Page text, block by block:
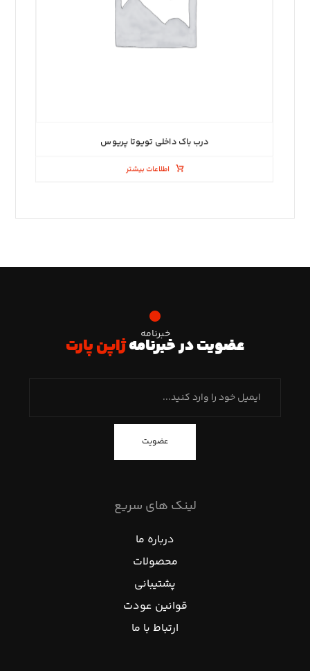
درب باک داخلی تویوتا پریوس
اطلاعات بیشتر
خبرنامه
عضویت در خبرنامهژاپن پارت
عضویت
لینک های سریع
درباره ما
محصولات
پشتیبانی
قوانین عودت
ارتباط با ما